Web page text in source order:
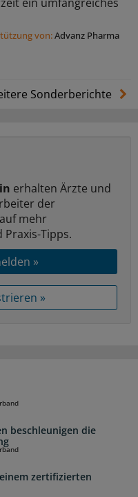
von:Advanz Pharma
Sonderberichte
erhalten Ärzte und
der
mehr
Tipps.
»
»
beschleunigen die
zertifizierten